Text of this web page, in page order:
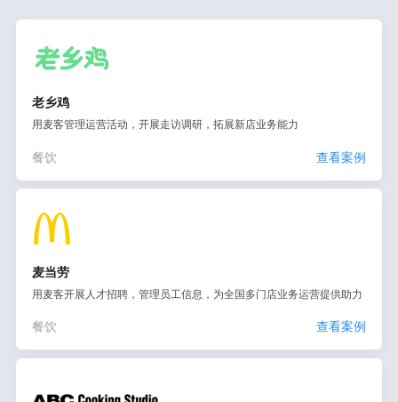
老乡鸡
用麦客管理运营活动，开展走访调研，拓展新店业务能力
餐饮 查看案例
麦当劳
用麦客开展人才招聘，管理员工信息，为全国多门店业务运营提供助力
餐饮 查看案例